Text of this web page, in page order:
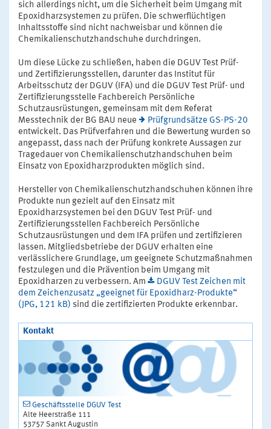
sich allerdings nicht, um die Sicherheit beim Umgang mit
Epoxidharzsystemen zu prüfen. Die schwerflüchtigen
Inhaltsstoffe sind nicht nachweisbar und können die
Chemikalienschutzhandschuhe durchdringen.
Um diese Lücke zu schließen, haben die DGUV Test Prüf-
und Zertifizierungsstellen, darunter das Institut für
Arbeitsschutz der DGUV (IFA) und die DGUV Test Prüf- und
Zertifizierungsstelle Fachbereich Persönliche
Schutzausrüstungen, gemeinsam mit dem Referat
Messtechnik der BG BAU neue
Prüfgrundsätze GS-PS-20
entwickelt. Das Prüfverfahren und die Bewertung wurden so
angepasst, dass nach der Prüfung konkrete Aussagen zur
Tragedauer von Chemikalienschutzhandschuhen beim
Einsatz von Epoxidharzprodukten möglich sind.
Hersteller von Chemikalienschutzhandschuhen können ihre
Produkte nun gezielt auf den Einsatz mit
Epoxidharzsystemen bei den DGUV Test Prüf- und
Zertifizierungsstellen Fachbereich Persönliche
Schutzausrüstungen und dem IFA prüfen und zertifizieren
lassen. Mitgliedsbetriebe der DGUV erhalten eine
verlässlichere Grundlage, um geeignete Schutzmaßnahmen
festzulegen und die Prävention beim Umgang mit
Epoxidharzen zu verbessern. Am
DGUV Test Zeichen mit
dem Zeichenzusatz „geeignet für Epoxidharz-Produkte“
(JPG, 121 kB) sind die zertifizierten Produkte erkennbar.
Kontakt
Geschäftsstelle DGUV Test
Alte Heerstraße 111
53757 Sankt Augustin